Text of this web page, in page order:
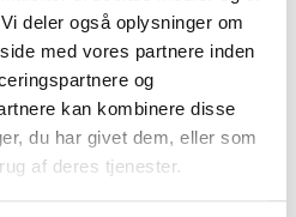
deler også oplysninger om
med vores partnere inden
og
kan kombinere disse
du har givet dem, eller som
af deres tjenester.
for hjælp?
er velkommen til at kontakte
eller brug for assistance.
45 10 14
afdeling